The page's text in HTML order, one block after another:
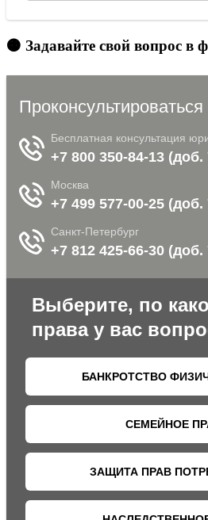
🟠 Задавайте свой вопрос в